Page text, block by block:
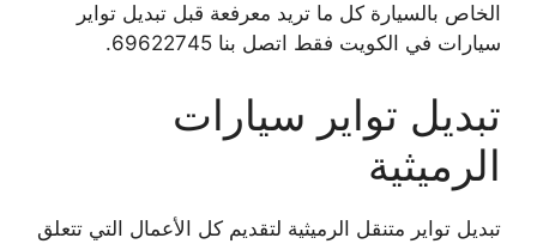
الخاص بالسيارة كل ما تريد معرفعة قبل تبديل تواير
سيارات في الكويت فقط اتصل بنا 69622745.
تبديل تواير سيارات
الرميثية
تبديل تواير متنقل الرميثية لتقديم كل الأعمال التي تتعلق